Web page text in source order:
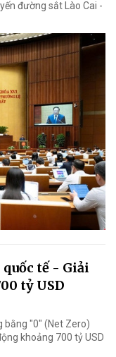
đường sắt Lào Cai -
tế - Giải
tỷ USD
bằng "0" (Net Zero)
khoảng 700 tỷ USD